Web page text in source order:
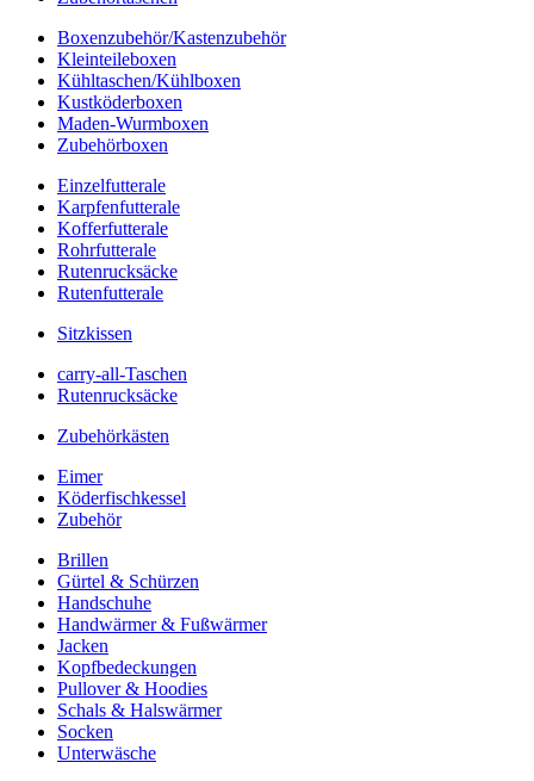
Boxenzubehör/Kastenzubehör
Kleinteileboxen
Kühltaschen/Kühlboxen
Kustköderboxen
Maden-Wurmboxen
Zubehörboxen
Einzelfutterale
Karpfenfutterale
Kofferfutterale
Rohrfutterale
Rutenrucksäcke
Rutenfutterale
Sitzkissen
carry-all-Taschen
Rutenrucksäcke
Zubehörkästen
Eimer
Köderfischkessel
Zubehör
Brillen
Gürtel & Schürzen
Handschuhe
Handwärmer & Fußwärmer
Jacken
Kopfbedeckungen
Pullover & Hoodies
Schals & Halswärmer
Socken
Unterwäsche